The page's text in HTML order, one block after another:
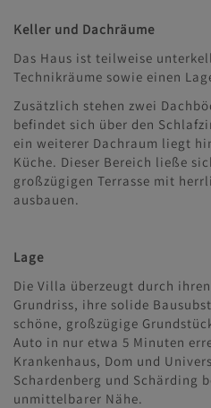
Keller und Dachräume
Das Haus ist teilweise
Technikräume sowie einen
Zusätzlich stehen zwei
befindet sich über den
ein weiterer Dachraum liegt
Küche. Dieser Bereich ließe
großzügigen Terrasse mit
ausbauen.
Lage
Die Villa überzeugt durch
Grundriss, ihre solide
schöne, großzügige
Auto in nur etwa 5 Minuten
Krankenhaus, Dom und
Schardenberg und Schärding
unmittelbarer Nähe.